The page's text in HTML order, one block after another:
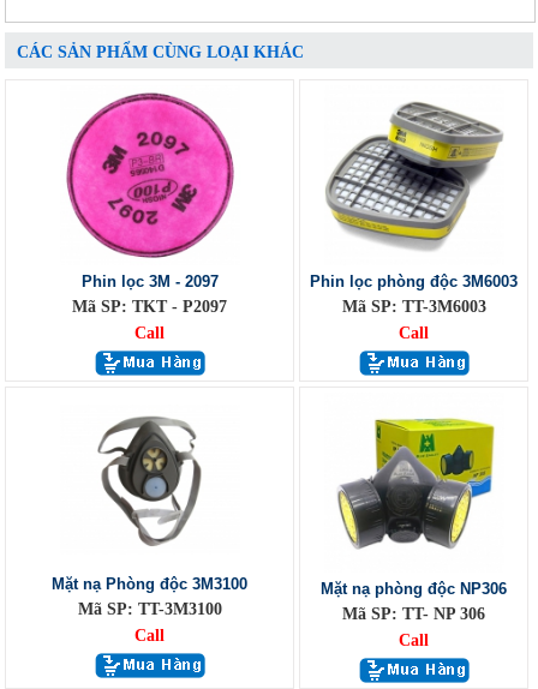
CÁC SẢN PHẨM CÙNG LOẠI KHÁC
Phin lọc 3M - 2097
Mã SP: TKT - P2097
Call
Phin lọc phòng độc 3M6003
Mã SP: TT-3M6003
Call
Mặt nạ Phòng độc 3M3100
Mã SP: TT-3M3100
Call
Mặt nạ phòng độc NP306
Mã SP: TT- NP 306
Call